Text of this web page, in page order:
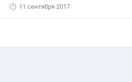
11 сентября 2017